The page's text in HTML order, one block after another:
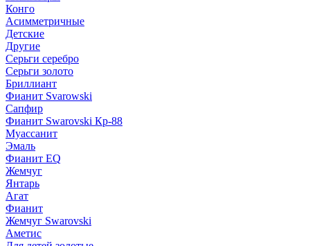
Конго
Асимметричные
Детские
Другие
Серьги серебро
Серьги золото
Бриллиант
Фианит Svarowski
Сапфир
Фианит Swarovski Кр-88
Муассанит
Эмаль
Фианит EQ
Жемчуг
Янтарь
Агат
Фианит
Жемчуг Swarovski
Аметис